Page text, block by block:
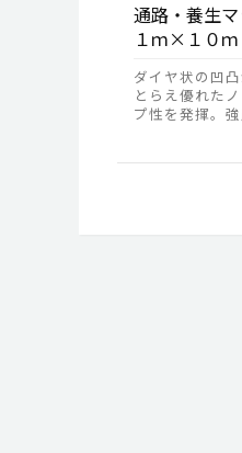
通路・養生
１ｍ×１０ｍ
ダイヤ状の凹
とらえ優れた
プ性を発揮。